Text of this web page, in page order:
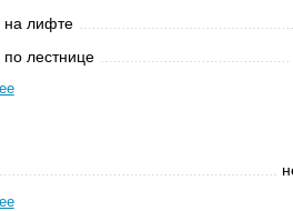
лифте
лестнице